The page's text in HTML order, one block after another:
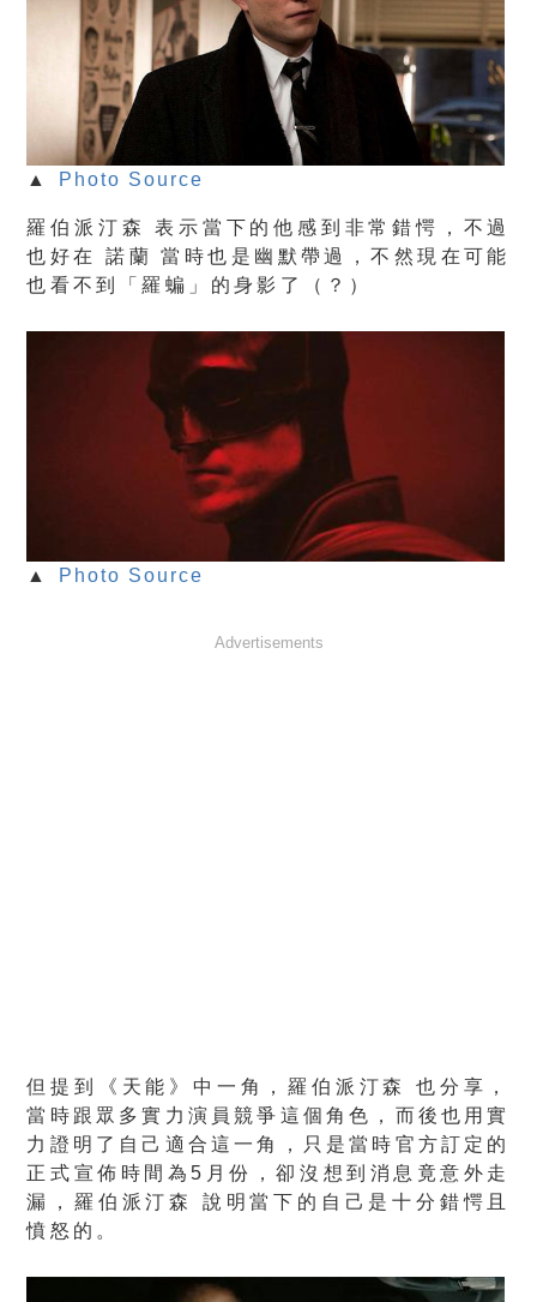
▲ Photo Source
羅伯派汀森 表示當下的他感到非常錯愕，不過
也好在 諾蘭 當時也是幽默帶過，不然現在可能
也看不到「羅蝙」的身影了（？）
▲ Photo Source
Advertisements
但提到《天能》中一角，羅伯派汀森 也分享，
當時跟眾多實力演員競爭這個角色，而後也用實
力證明了自己適合這一角，只是當時官方訂定的
正式宣佈時間為5月份，卻沒想到消息竟意外走
漏，羅伯派汀森 說明當下的自己是十分錯愕且
憤怒的。